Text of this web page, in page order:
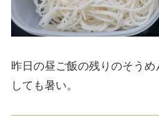
昨日の昼ご飯の残りのそう
しても暑い。